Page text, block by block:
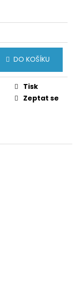
DO KOŠÍKU
Tisk
Zeptat se